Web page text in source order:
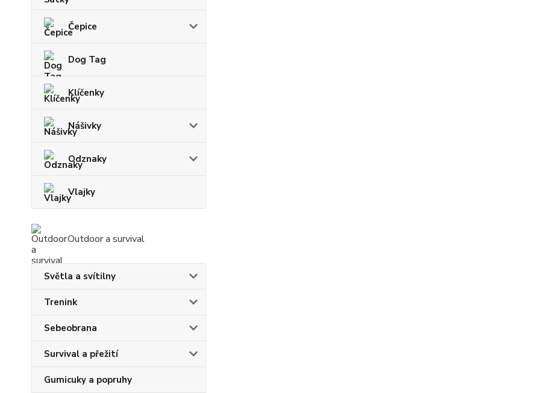
Čepice
Dog Tag
Klíčenky
Nášivky
Odznaky
Vlajky
Outdoor a survival
Světla a svítilny
Trenink
Sebeobrana
Survival a přežití
Gumicuky a popruhy